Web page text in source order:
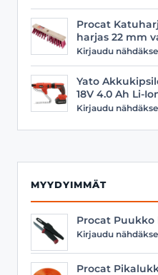
Procat
harjas 22 mm
Kirjaudu
Yato
18V 4.0 Ah Li-
Kirjaudu
MYYDYIMMÄT
Procat
Kirjaudu
Procat